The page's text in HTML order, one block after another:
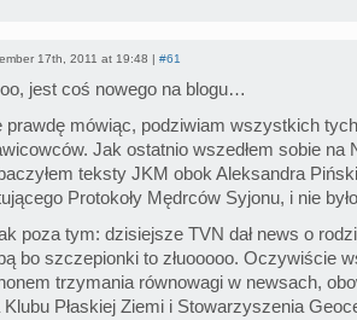
17th, 2011 at 19:48 | #61
jest coś nowego na blogu…
prawdę mówiąc, podziwiam wszystkich
Jak ostatnio wszedłem sobie na
teksty JKM obok Aleksandra
Protokoły Mędrców Syjonu, i nie
poza tym: dzisiejsze TVN dał news o
bo szczepionki to złuooooo. Oczywiście
trzymania równowagi w newsach,
Klubu Płaskiej Ziemi i Stowarzyszenia